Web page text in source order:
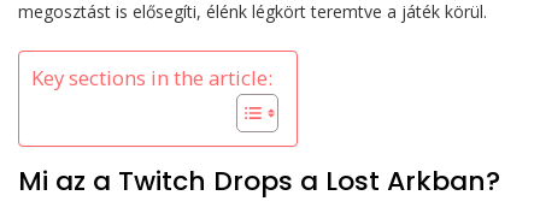
megosztást is elősegíti, élénk légkört teremtve a játék körül.
Key sections in the article:
Mi az a Twitch Drops a Lost Arkban?